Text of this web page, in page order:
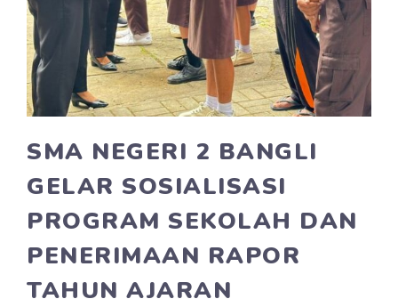
SMA NEGERI 2 BANGLI
GELAR SOSIALISASI
PROGRAM SEKOLAH DAN
PENERIMAAN RAPOR
TAHUN AJARAN